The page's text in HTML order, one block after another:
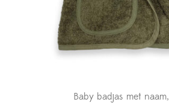
Baby badjas met naam,